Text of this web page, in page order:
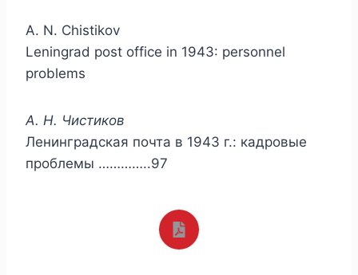
A. N. Chistikov
Leningrad post office in 1943: personnel
problems
А. Н. Чистиков
Ленинградская почта в 1943 г.: кадровые
проблемы …………..97